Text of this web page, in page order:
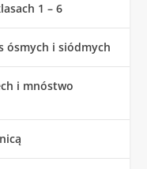
1 – 6
ósmych i siódmych
i mnóstwo